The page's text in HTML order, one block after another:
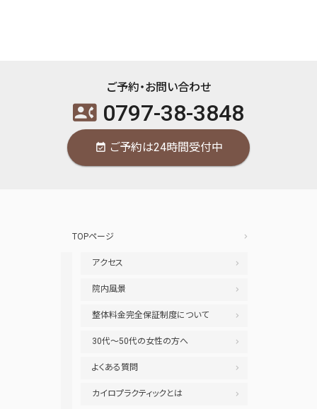
ご予約・お問い合わせ
contact_phone 0797-38-3848
event_available ご予約は24時間受付中
TOPページ
アクセス
院内風景
整体料金完全保証制度について
30代～50代の女性の方へ
よくある質問
カイロプラクティックとは